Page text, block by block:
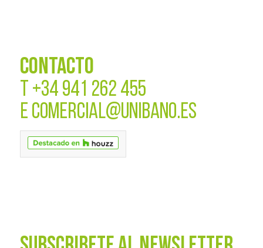
CONTACTO
T +34 941 262 455
E COMERCIAL@UNIBANO.ES